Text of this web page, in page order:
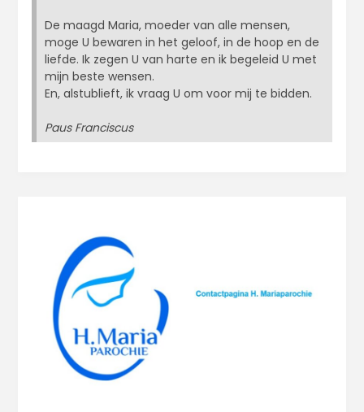
De maagd Maria, moeder van alle mensen,
moge U bewaren in het geloof, in de hoop en de
liefde. Ik zegen U van harte en ik begeleid U met
mijn beste wensen.
En, alstublieft, ik vraag U om voor mij te bidden.
Paus Franciscus